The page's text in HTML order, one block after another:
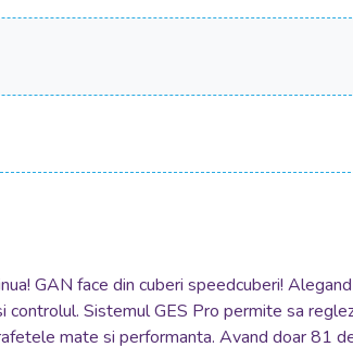
GAN face din cuberi speedcuberi!
Sistemul GES Pro permite sa
mate si performanta. Avand doar 81